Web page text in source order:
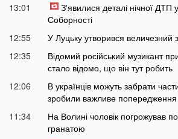
13:01
Зʼявилися деталі нічної ДТП
Соборності
12:55
У Луцьку утворився величезний
12:35
Відомий російський музикант
стало відомо, що він тут робить
12:06
В українців можуть забрати
зробили важливе попередження
11:34
На Волині чоловік погрожував
гранатою